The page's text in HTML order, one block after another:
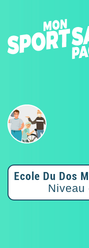
Ecole Du Dos
Niveau